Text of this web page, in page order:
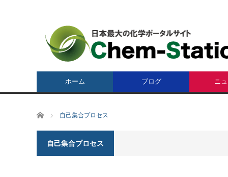
ホーム ブログ ニ
ホーム 自己集合プロセス
自己集合プロセス